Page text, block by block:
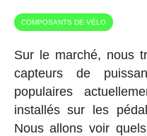
COMPOSANTS DE VÉLO
Sur le marché, nous
capteurs de
populaires
installés sur les
Nous allons voir